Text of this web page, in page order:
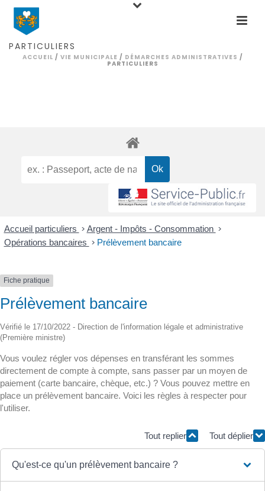
PARTICULIERS
ACCUEIL / VIE MUNICIPALE / DÉMARCHES ADMINISTRATIVES /
PARTICULIERS
Accueil particuliers > Argent - Impôts - Consommation >
Opérations bancaires > Prélèvement bancaire
Fiche pratique
Prélèvement bancaire
Vérifié le 17/10/2022 - Direction de l'information légale et administrative
(Première ministre)
Vous voulez régler vos dépenses en transférant les sommes
directement de compte à compte, sans passer par un moyen de
paiement (carte bancaire, chèque, etc.) ? Vous pouvez mettre en
place un prélèvement bancaire. Voici les règles à respecter pour
l'utiliser.
Tout replier Tout déplier
Qu'est-ce qu'un prélèvement bancaire ?